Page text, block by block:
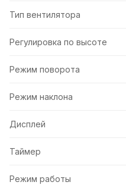
Тип вентилятора
Регулировка по высоте
Режим поворота
Режим наклона
Дисплей
Таймер
Режим работы